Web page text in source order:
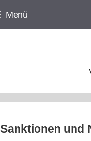
Menü
Sanktionen und